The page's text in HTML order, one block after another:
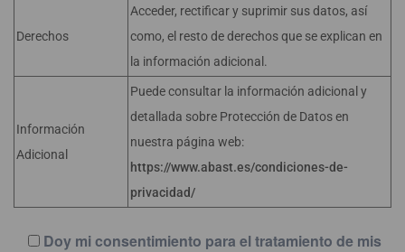
Derechos
Acceder, rectificar y suprimir sus datos, así
como, el resto de derechos que se explican en
la información adicional.
Información
Adicional
Puede consultar la información adicional y
detallada sobre Protección de Datos en
nuestra página web:
https://www.abast.es/condiciones-de-
privacidad/
Doy mi consentimiento para el tratamiento de mis